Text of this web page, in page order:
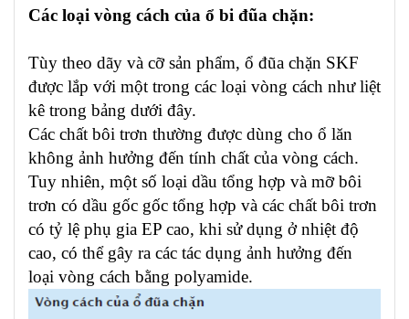
Các loại vòng cách của ổ bi đũa chặn:
Tùy theo dãy và cỡ sản phẩm, ổ đũa chặn SKF
được lắp với một trong các loại vòng cách như liệt
kê trong bảng dưới đây.
Các chất bôi trơn thường được dùng cho ổ lăn
không ảnh hưởng đến tính chất của vòng cách.
Tuy nhiên, một số loại dầu tổng hợp và mỡ bôi
trơn có dầu gốc gốc tổng hợp và các chất bôi trơn
có tỷ lệ phụ gia EP cao, khi sử dụng ở nhiệt độ
cao, có thể gây ra các tác dụng ảnh hưởng đến
loại vòng cách bằng polyamide.